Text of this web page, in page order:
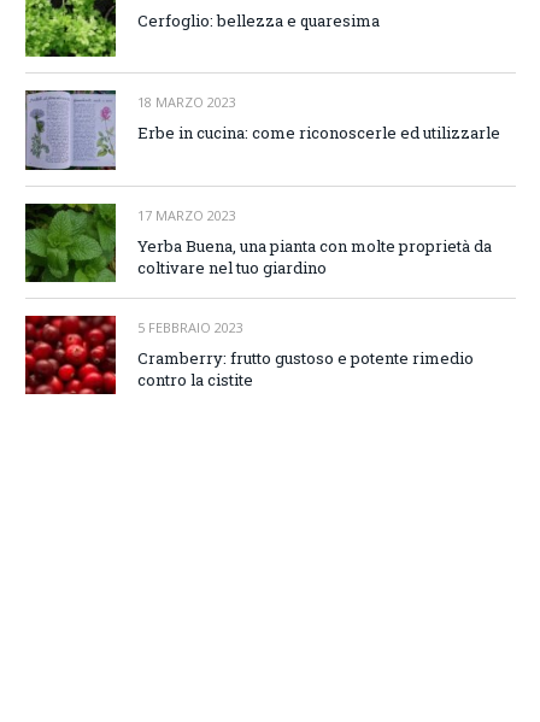
Cerfoglio: bellezza e quaresima
18 MARZO 2023
Erbe in cucina: come riconoscerle ed utilizzarle
17 MARZO 2023
Yerba Buena, una pianta con molte proprietà da
coltivare nel tuo giardino
5 FEBBRAIO 2023
Cramberry: frutto gustoso e potente rimedio
contro la cistite